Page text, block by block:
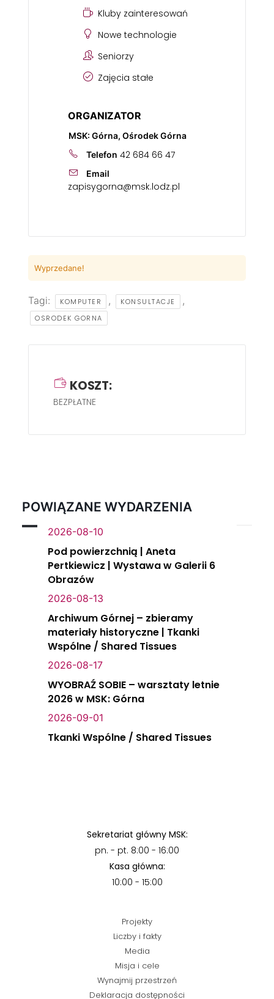
Kluby zainteresowań
Nowe technologie
Seniorzy
Zajęcia stałe
ORGANIZATOR
MSK: Górna, Ośrodek Górna
Telefon 42 684 66 47
Email
zapisygorna@msk.lodz.pl
Wyprzedane!
Tagi: KOMPUTER , KONSULTACJE ,
OSRODEK GORNA
KOSZT:
BEZPŁATNE
POWIĄZANE WYDARZENIA
2026-08-10
Pod powierzchnią | Aneta
Pertkiewicz | Wystawa w Galerii 6
Obrazów
2026-08-13
Archiwum Górnej – zbieramy
materiały historyczne | Tkanki
Wspólne / Shared Tissues
2026-08-17
WYOBRAŹ SOBIE – warsztaty letnie
2026 w MSK: Górna
2026-09-01
Tkanki Wspólne / Shared Tissues
Sekretariat główny MSK:
pn. - pt. 8:00 - 16:00
Kasa główna:
10:00 - 15:00
Projekty
Liczby i fakty
Media
Misja i cele
Wynajmij przestrzeń
Deklaracja dostępności